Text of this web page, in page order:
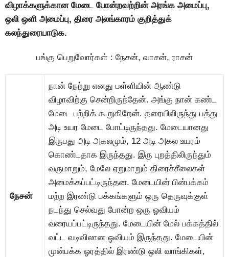
விழாக்களுக்கான மேடை போன்றவற்றின் அரங்க அமைப்பு,
ஒலி ஒளி அமைப்பு, திரை அலங்காரம் குறித்துக்
கலந்துரையாடுக.
பங்கு பெறுவோர்கள் : நேசன், வாசன், ராசன்
நேசன்
நான் நேற்று எனது பள்ளியின் ஆண்டு
விழாவிற்கு சென்றிருந்தேன். அங்கு நான் கண்ட
மேடை பற்றிக் கூறுகிறேன். தரையிலிருந்து பத்து
அடி உயர மேடை போட்டிருந்தது. மேடையானது
இருபது அடி அகலமும், 12 அடி அகல உயரம்
கொண்டதாக இருந்தது. இரு புறத்திலிருந்தும்
வருமாறும், மேலே ஏறுமாறும் திரைச்சீலைகள்
அமைக்கப்பட்டிருந்தன. மேடையின் பின்பக்கம்
மற்ற இரண்டு பக்கங்களும் ஒரு தெருவுக்குள்
நடந்து செல்வது போன்ற ஒரு ஓவியம்
வரையப்பட்டிருந்தது. மேடையின் மேல் பக்கத்தில்
வட்ட வடிவிலான ஓவியம் இருந்தது. மேடையின்
முன்பக்க ஓரத்தில் இரண்டு ஒலி வாங்கிகள்,